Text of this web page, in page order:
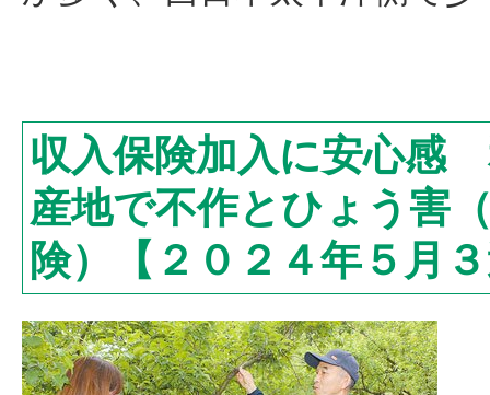
収入保険加入に安心感
産地で不作とひょう害
険）【２０２４年５月